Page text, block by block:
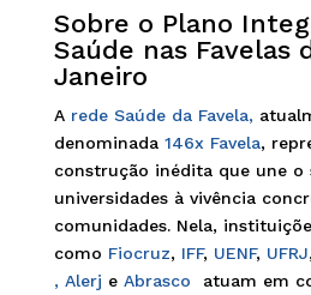
Sobre o Plano
Saúde nas Favelas
Janeiro
A rede Saúde da Favela,
denominada 146x Favela,
construção inédita que une o
universidades à vivência
comunidades. Nela,
como Fiocruz, IFF, UENF, UFRJ,
, Alerj e Abrasco atuam em